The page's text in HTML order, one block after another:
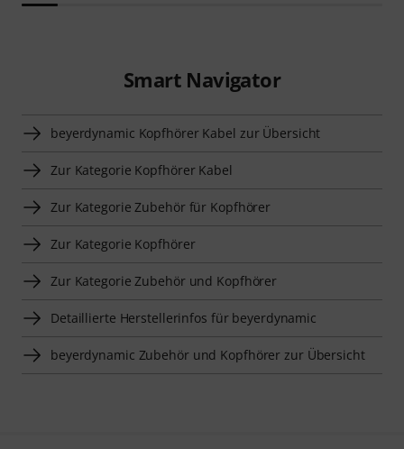
Smart Navigator
beyerdynamic Kopfhörer Kabel zur Übersicht
Zur Kategorie Kopfhörer Kabel
Zur Kategorie Zubehör für Kopfhörer
Zur Kategorie Kopfhörer
Zur Kategorie Zubehör und Kopfhörer
Detaillierte Herstellerinfos für beyerdynamic
beyerdynamic Zubehör und Kopfhörer zur Übersicht